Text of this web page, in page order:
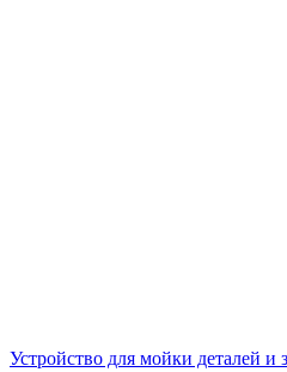
Устройство для мойки деталей